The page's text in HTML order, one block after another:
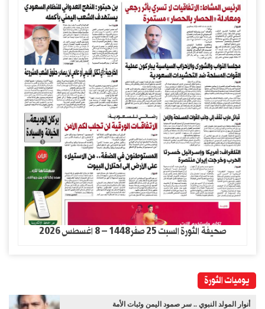
صحيفة الثورة السبت 25 صفر1448 – 8 اغسطس 2026
يوميات الثورة
أنوار المولد النبوي .. سر صمود اليمن وثبات الأمة